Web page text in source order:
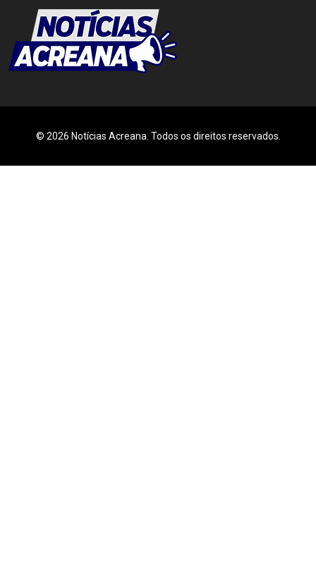
© 2026 Notícias Acreana. Todos os direitos reservados.